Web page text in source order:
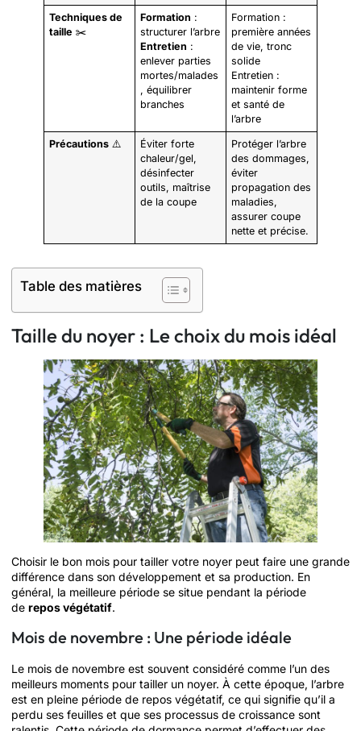
Techniques de
taille ✂️
Formation :
structurer l’arbre
Entretien :
enlever parties
mortes/malades
, équilibrer
branches
Formation :
première années
de vie, tronc
solide
Entretien :
maintenir forme
et santé de
l’arbre
Précautions ⚠️
Éviter forte
chaleur/gel,
désinfecter
outils, maîtrise
de la coupe
Protéger l’arbre
des dommages,
éviter
propagation des
maladies,
assurer coupe
nette et précise.
Table des matières
Taille du noyer : Le choix du mois idéal
Choisir le bon mois pour tailler votre noyer peut faire une grande
différence dans son développement et sa production. En
général, la meilleure période se situe pendant la période
de repos végétatif.
Mois de novembre : Une période idéale
Le mois de novembre est souvent considéré comme l’un des
meilleurs moments pour tailler un noyer. À cette époque, l’arbre
est en pleine période de repos végétatif, ce qui signifie qu’il a
perdu ses feuilles et que ses processus de croissance sont